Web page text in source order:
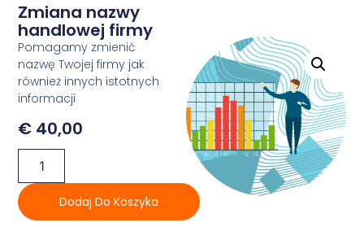
Zmiana nazwy
handlowej firmy
Pomagamy zmienić
nazwę Twojej firmy jak
również innych istotnych
informacji
€ 40,00
Dodaj Do Koszyka